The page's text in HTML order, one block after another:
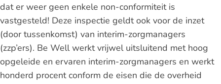
dat er weer geen enkele non-conformiteit is
vastgesteld! Deze inspectie geldt ook voor de inzet
(door tussenkomst) van interim-zorgmanagers
(zzp’ers). Be Well werkt vrijwel uitsluitend met hoog
opgeleide en ervaren interim-zorgmanagers en werkt
honderd procent conform de eisen die de overheid